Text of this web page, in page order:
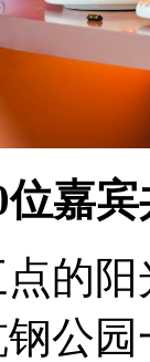
嘉
阳
公